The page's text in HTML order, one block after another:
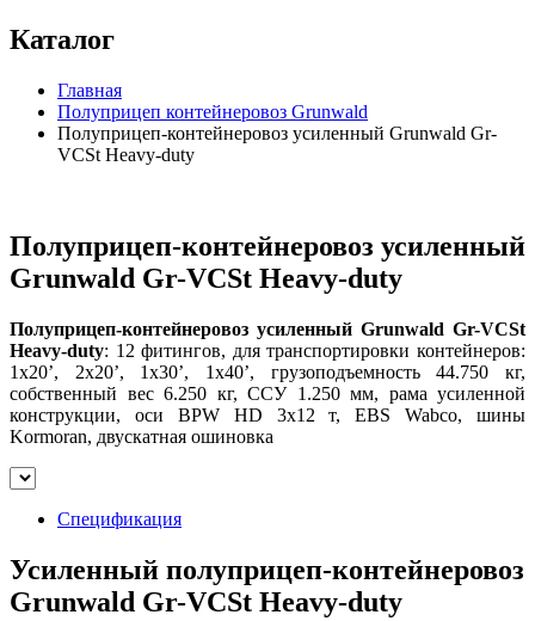
Каталог
Главная
Полуприцеп контейнеровоз Grunwald
Полуприцеп-контейнеровоз усиленный Grunwald Gr-
VCSt Heavy-duty
Полуприцеп-контейнеровоз усиленный
Grunwald Gr-VCSt Heavy-duty
Полуприцеп-контейнеровоз усиленный Grunwald Gr-VCSt
Heavy-duty: 12 фитингов, для транспортировки контейнеров:
1x20’, 2x20’, 1x30’, 1x40’, грузоподъемность 44.750 кг,
собственный вес 6.250 кг, ССУ 1.250 мм, рама усиленной
конструкции, оси BPW HD 3x12 т, EBS Wabco, шины
Kormoran, двускатная ошиновка
Спецификация
Усиленный полуприцеп-контейнеровоз
Grunwald Gr-VCSt Heavy-duty